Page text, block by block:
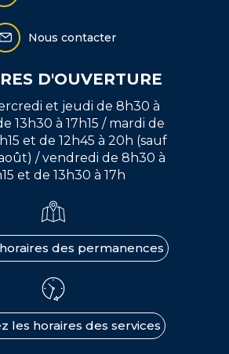
Nous contacter
D'OUVERTURE
et jeudi de 8h30 à
13h30 à 17h15 / mardi de
et de 12h45 à 20h (sauf
/ vendredi de 8h30 à
et de 13h30 à 17h
des permanences
les horaires des services